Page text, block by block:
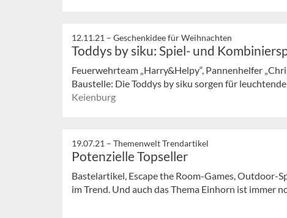
12.11.21 – Geschenkidee für Weihnachten
Toddys by siku: Spiel- und
Feuerwehrteam „Harry&Helpy“, Pannenhelfer
Baustelle: Die Toddys by siku sorgen für
Keienburg
19.07.21 – Themenwelt Trendartikel
Potenzielle Topseller
Bastelartikel, Escape the Room-Games, Outdoor-
im Trend. Und auch das Thema Einhorn ist immer